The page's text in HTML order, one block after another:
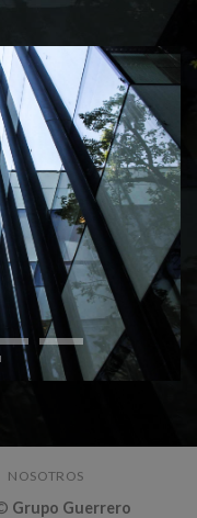
NOSOTROS
Grupo Guerrero